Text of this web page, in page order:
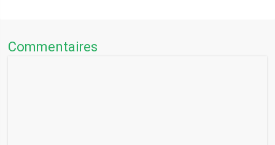
Commentaires